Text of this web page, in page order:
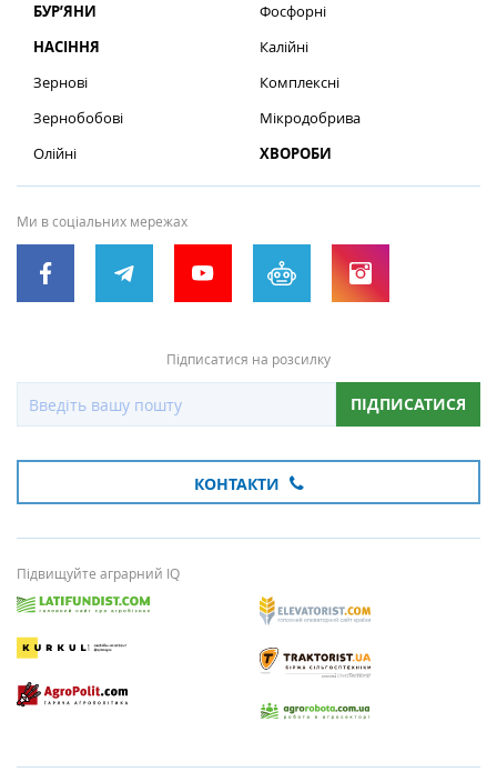
БУР’ЯНИ
НАСІННЯ
Зернові
Зернобобові
Олійні
Фосфорні
Калійні
Комплексні
Мікродобрива
ХВОРОБИ
Ми в соціальних мережах
Підписатися на розсилку
ПІДПИСАТИСЯ
КОНТАКТИ
Підвищуйте аграрний IQ